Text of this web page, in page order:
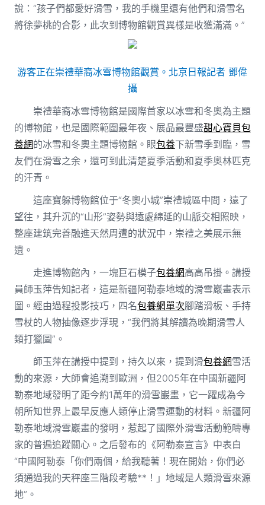
說：“孩子們都愛好滑雪，我的手機里還有他們和滑雪名
將徐夢桃的合影，此次到博物館觀賞異樣是收獲滿滿。”
游客正在崇禮華裔冰雪博物館觀賞。北京日報記者 鄧偉
攝
崇禮華裔冰雪博物館是國際首家以冰雪和冬奧為主題
的博物館，也是國際範圍最年夜、展品最豐盛甜心寶貝包
養網的冰雪和冬奧主題博物館。眼包養下新雪季到臨，雪
友們在滑雪之余，還可到此清楚夏季活動和夏季奧林匹克
的汗青。
這座寶躲博物館位于“冬奧小城”崇禮城區中間，遠了
望往，其升沉的“山形”姿勢與遠處綿延的山脈交相照映，
整座建筑完善融進天然周遭的狀況中，崇禮之美展示無
遺。
走進博物館內，一塊巨石模子包養網高高吊掛。講授
員師玉萍告知記者，這是新疆阿勒泰地域的滑雪巖畫表示
圖。經由過程投影技巧，四名包養網單次腳踏滑板、手持
雪杖的人物抽像逐步浮現，“我們將其解讀為晚期滑雪人
類打獵圖”。
師玉萍在講授中提到，持久以來，提到滑包養網雪活
動的來源，大師會追溯到歐洲，但2005年在中國新疆阿
勒泰地域發明了距今約1萬年的滑雪巖畫，它一躍成為今
朝所知世界上最早反應人類停止滑雪運動的材料。新疆阿
勒泰地域滑雪巖畫的發明，惹起了國際外滑雪活動範疇專
家的普遍追蹤關心。之后發布的《阿勒泰宣言》中表白
“中國阿勒泰「你們兩個，給我聽著！現在開始，你們必
須通過我的天秤座三階段考驗**！」地域是人類滑雪來源
地”。